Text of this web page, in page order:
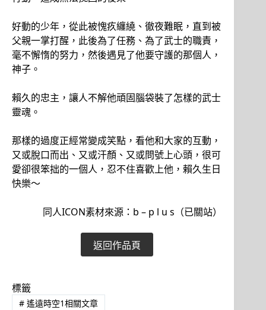
好動的少年，從此被愧疚纏繞、徹夜難眠，直到被
父親一掌打醒，此後為了任務、為了武士的職責，
毫不懈惰的努力，然後遇見了他要守護的那個人，
神子。
賴久的忠主，讓人不解他頑固腦袋裝了怎樣的武士
靈魂。
那樣的過度正經常變成笑點，看他和大家的互動，
又或脫口而出、又或汗顏、又或問號上心頭，很可
愛卻很笨拙的一個人，忍不住喜歡上他，賴久生日
快樂～
同人ICON素材來源：b – p l u s（已關站）
返回作品頁
標籤
#遙遠時空1相關文章